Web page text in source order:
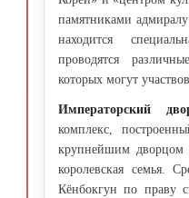
памятниками
находится
проводятся
которых могут
Императорский
комплекс,
крупнейшим дворцом
королевская семья.
Кёнбокгун по праву